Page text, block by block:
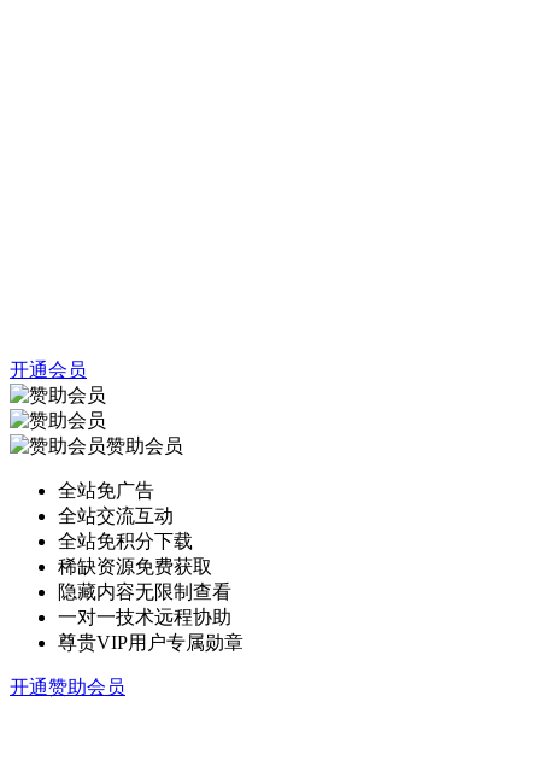
开通会员
赞助会员
全站免广告
全站交流互动
全站免积分下载
稀缺资源免费获取
隐藏内容无限制查看
一对一技术远程协助
尊贵VIP用户专属勋章
开通赞助会员